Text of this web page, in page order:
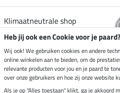
Klimaatneutrale shop
Verzending per
Veilig betalen met
Heb jij ook een Cookie voor je paard?
Wij ook! We gebruiken cookies en andere
online winkelen aan te bieden, om de
relevante producten voor jou en je paard te
over onze gebruikers en hoe zij onze website
Als je op "Alles toestaan" klikt, ga je akkoord